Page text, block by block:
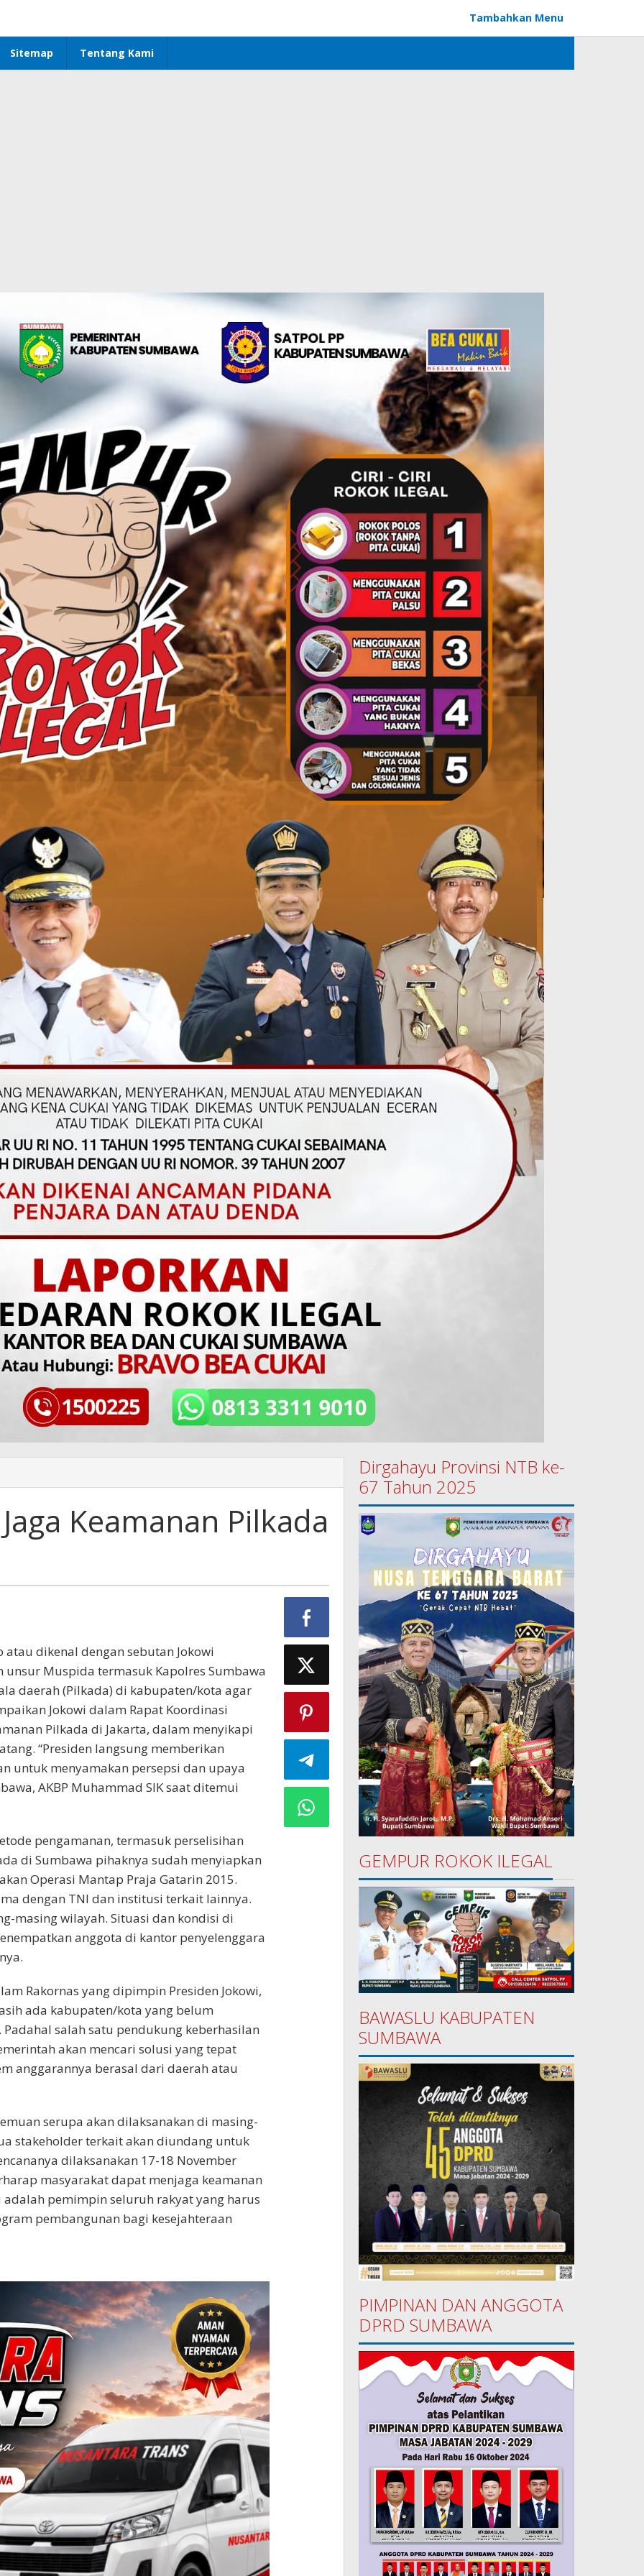
Tambahkan Menu
Sitemap Tentang Kami
Keamanan Pilkada
atau dikenal dengan sebutan Jokowi
Muspida termasuk Kapolres Sumbawa
daerah (Pilkada) di kabupaten/kota agar
Jokowi dalam Rapat Koordinasi
Pilkada di Jakarta, dalam menyikapi
“Presiden langsung memberikan
untuk menyamakan persepsi dan upaya
AKBP Muhammad SIK saat ditemui
pengamanan, termasuk perselisihan
di Sumbawa pihaknya sudah menyiapkan
Operasi Mantap Praja Gatarin 2015.
dengan TNI dan institusi terkait lainnya.
masing wilayah. Situasi dan kondisi di
anggota di kantor penyelenggara
Rakornas yang dipimpin Presiden Jokowi,
ada kabupaten/kota yang belum
salah satu pendukung keberhasilan
akan mencari solusi yang tepat
anggarannya berasal dari daerah atau
serupa akan dilaksanakan di masing-
stakeholder terkait akan diundang untuk
dilaksanakan 17-18 November
masyarakat dapat menjaga keamanan
pemimpin seluruh rakyat yang harus
pembangunan bagi kesejahteraan
Dirgahayu Provinsi NTB ke-
67 Tahun 2025
GEMPUR ROKOK ILEGAL
BAWASLU KABUPATEN
SUMBAWA
PIMPINAN DAN ANGGOTA
DPRD SUMBAWA